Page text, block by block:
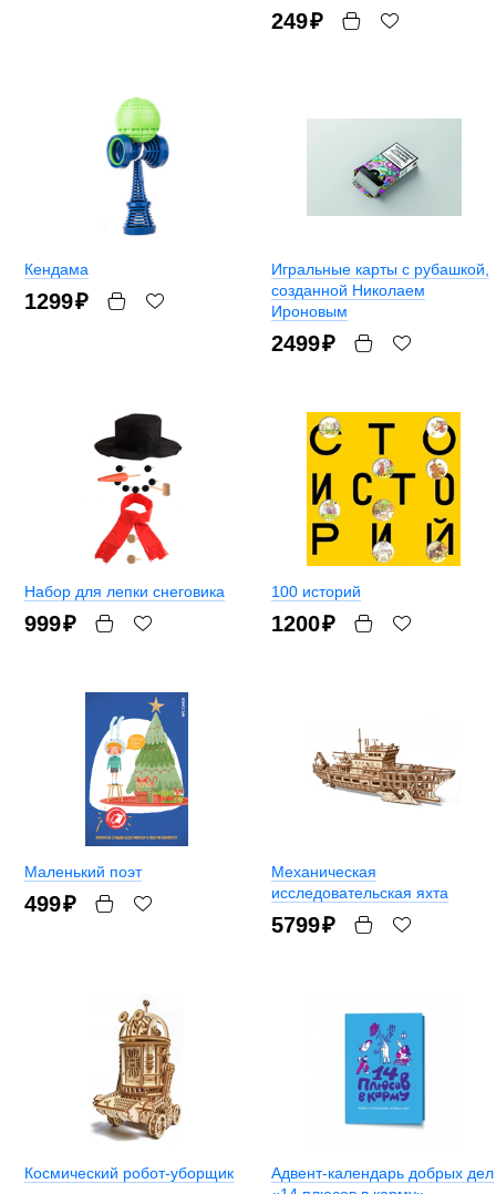
249₽
Кендама
1299₽
Игральные карты с рубашкой,
созданной Николаем
Ироновым
2499₽
Набор для лепки снеговика
999₽
100 историй
1200₽
Маленький поэт
499₽
Механическая
исследовательская яхта
5799₽
Космический робот-уборщик
Адвент-календарь добрых дел